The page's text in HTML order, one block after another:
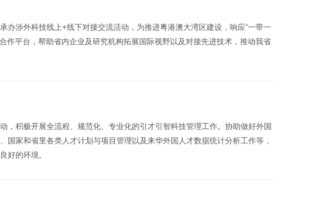
涉外科技线上+线下对接交流活动，为推进粤港澳大湾区建设，响应“一带一
作平台，帮助省内企业及研究机构拓展国际视野以及对接先进技术，推动我省
，积极开展全流程、规范化、专业化的引才引智科技管理工作。协助做好外国
家和省里各类人才计划与项目管理以及来华外国人才数据统计分析工作等，
好的环境。